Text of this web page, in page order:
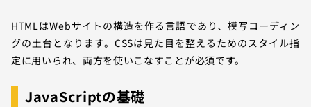
HTMLはWebサイトの構造を作る言語であり、模写コーディン
グの土台となります。CSSは見た目を整えるためのスタイル指
定に用いられ、両方を使いこなすことが必須です。
JavaScriptの基礎